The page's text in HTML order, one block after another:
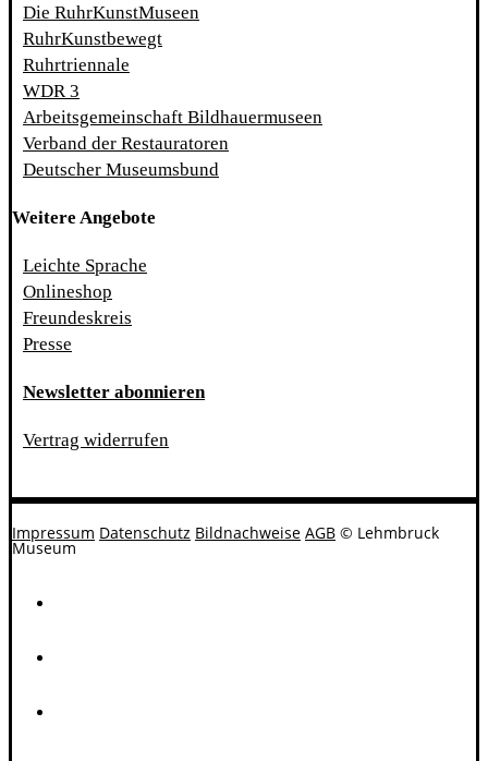
Die RuhrKunstMuseen
RuhrKunstbewegt
Ruhrtriennale
WDR 3
Arbeitsgemeinschaft Bildhauermuseen
Verband der Restauratoren
Deutscher Museumsbund
Weitere Angebote
Leichte Sprache
Onlineshop
Freundeskreis
Presse
Newsletter abonnieren
Vertrag widerrufen
Impressum Datenschutz Bildnachweise AGB © Lehmbruck
Museum